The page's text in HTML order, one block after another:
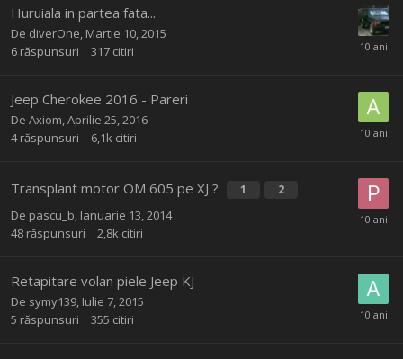
Huruiala in partea fata...
De diverOne Martie 10, 2015
6 răspunsuri 317 citiri
Jeep Cherokee 2016 - Pareri
De Axiom Aprilie 25, 2016
4 răspunsuri 6,1k citiri
Transplant motor OM 605 pe XJ ? 1 2
De pascu_b Ianuarie 13, 2014
48 răspunsuri 2,8k citiri
Retapitare volan piele Jeep KJ
De symy139 Iulie 7, 2015
5 răspunsuri 355 citiri